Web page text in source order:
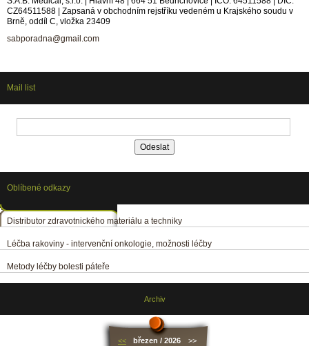
CZ64511588 | Zapsaná v obchodním rejstříku vedeném u Krajského soudu v
Brně, oddíl C, vložka 23409
sabporadna@gmail.com
Mail list
Oblíbené odkazy
Distributor zdravotnického materiálu a techniky
Léčba rakoviny - intervenční onkologie, možnosti léčby
Metody léčby bolesti páteře
Archiv
<< březen / 2026 >>